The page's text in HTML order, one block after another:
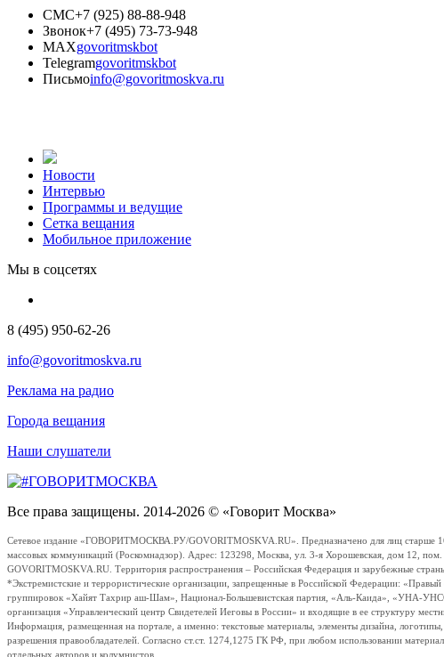
СМС+7 (925) 88-88-948
Звонок+7 (495) 73-73-948
MAXgovoritmskbot
Telegramgovoritmskbot
Письмоinfo@govoritmoskva.ru
Новости
Интервью
Программы и ведущие
Сетка вещания
Мобильное приложение
Мы в соцсетях
8 (495) 950-62-26
info@govoritmoskva.ru
Реклама на радио
Города вещания
Наши слушатели
Все права защищены. 2014-2026 © «Говорит Москва»
Сетевое издание «ГОВОРИТМОСКВА.РУ/GOVORITMOSKVA.RU». Предназначено для лиц старше
массовых коммуникаций (Роскомнадзор). Адрес: 123298, Москва, ул. 3-я Хорошевская, дом 12,
GOVORITMOSKVA.RU. Территория распространения – Российская Федерация и зарубежные
*Экстремистские и террористические организации, запрещенные в Российской Федерации:
группировок «Хайят Тахрир аш-Шам», Национал-Большевистская партия, «Аль-Каида», «УНА-
организация «Управленческий центр Свидетелей Иеговы в России» и входящие в ее структуру
Информация, размещенная на портале, а именно: текстовые материалы, элементы дизайна,
разрешения правообладателей. Согласно ст.ст. 1274,1275 ГК РФ, при любом использовании
отдельных авторов и колумнистов.